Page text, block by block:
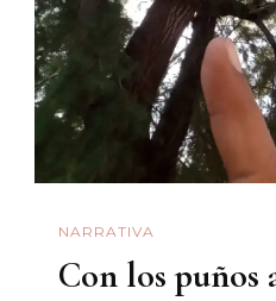
NARRATIVA
Con los puños